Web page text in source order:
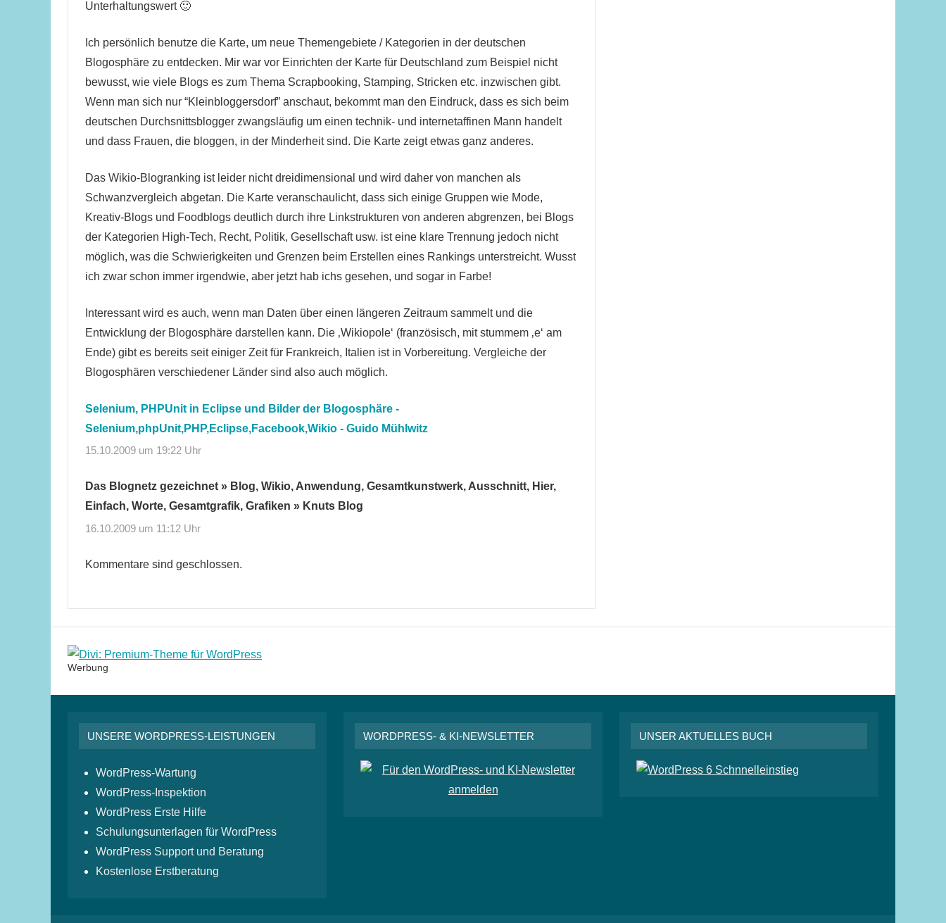
Unterhaltungswert 🙂
Ich persönlich benutze die Karte, um neue Themengebiete / Kategorien in der deutschen
Blogosphäre zu entdecken. Mir war vor Einrichten der Karte für Deutschland zum Beispiel nicht
bewusst, wie viele Blogs es zum Thema Scrapbooking, Stamping, Stricken etc. inzwischen gibt.
Wenn man sich nur “Kleinbloggersdorf” anschaut, bekommt man den Eindruck, dass es sich beim
deutschen Durchsnittsblogger zwangsläufig um einen technik- und internetaffinen Mann handelt
und dass Frauen, die bloggen, in der Minderheit sind. Die Karte zeigt etwas ganz anderes.
Das Wikio-Blogranking ist leider nicht dreidimensional und wird daher von manchen als
Schwanzvergleich abgetan. Die Karte veranschaulicht, dass sich einige Gruppen wie Mode,
Kreativ-Blogs und Foodblogs deutlich durch ihre Linkstrukturen von anderen abgrenzen, bei Blogs
der Kategorien High-Tech, Recht, Politik, Gesellschaft usw. ist eine klare Trennung jedoch nicht
möglich, was die Schwierigkeiten und Grenzen beim Erstellen eines Rankings unterstreicht. Wusst
ich zwar schon immer irgendwie, aber jetzt hab ichs gesehen, und sogar in Farbe!
Interessant wird es auch, wenn man Daten über einen längeren Zeitraum sammelt und die
Entwicklung der Blogosphäre darstellen kann. Die ‚Wikiopole‘ (französisch, mit stummem ‚e‘ am
Ende) gibt es bereits seit einiger Zeit für Frankreich, Italien ist in Vorbereitung. Vergleiche der
Blogosphären verschiedener Länder sind also auch möglich.
Selenium, PHPUnit in Eclipse und Bilder der Blogosphäre -
Selenium,phpUnit,PHP,Eclipse,Facebook,Wikio - Guido Mühlwitz
15.10.2009 um 19:22 Uhr
Das Blognetz gezeichnet » Blog, Wikio, Anwendung, Gesamtkunstwerk, Ausschnitt, Hier,
Einfach, Worte, Gesamtgrafik, Grafiken » Knuts Blog
16.10.2009 um 11:12 Uhr
Kommentare sind geschlossen.
Werbung
UNSERE WORDPRESS-LEISTUNGEN
WordPress-Wartung
WordPress-Inspektion
WordPress Erste Hilfe
Schulungsunterlagen für WordPress
WordPress Support und Beratung
Kostenlose Erstberatung
WORDPRESS- & KI-NEWSLETTER UNSER AKTUELLES BUCH